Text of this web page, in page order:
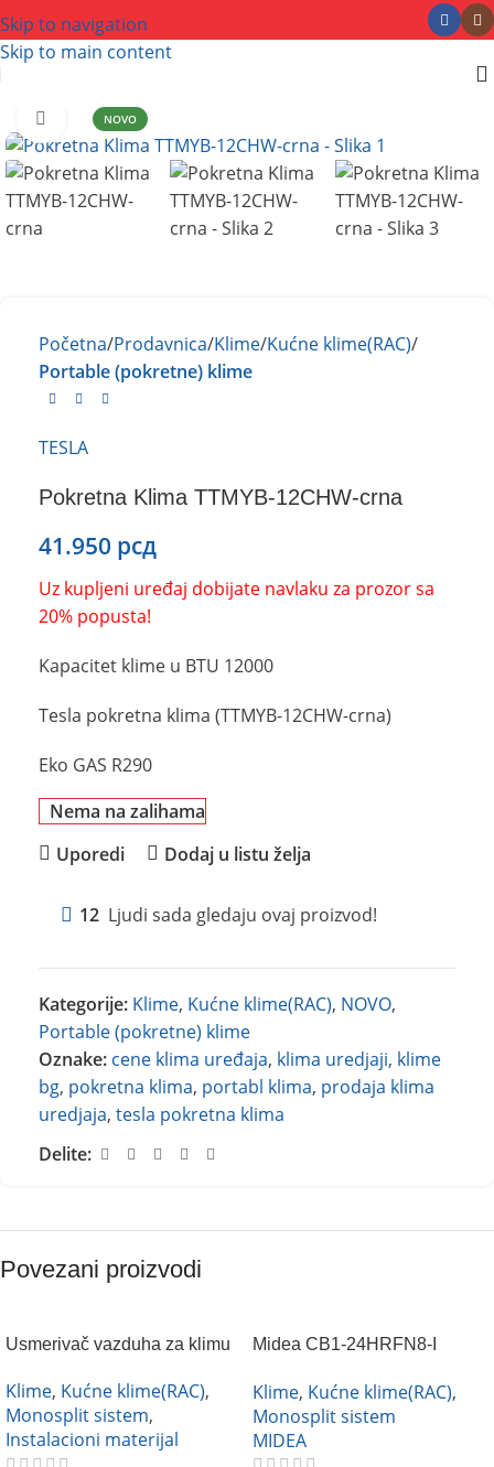
Skip to navigation
Skip to main content
NOVO
Kliknite za uvećanje
Početna Prodavnica Klime Kućne klime(RAC)
Portable (pokretne) klime
TESLA
Pokretna Klima TTMYB-12CHW-crna
41.950 рсд
Uz kupljeni uređaj dobijate navlaku za prozor sa
20% popusta!
Kapacitet klime u BTU 12000
Tesla pokretna klima (TTMYB-12CHW-crna)
Eko GAS R290
Nema na zalihama
Uporedi
Dodaj u listu želja
12 Ljudi sada gledaju ovaj proizvod!
Kategorije: Klime, Kućne klime(RAC), NOVO,
Portable (pokretne) klime
Oznake: cene klima uređaja, klima uredjaji, klime
bg, pokretna klima, portabl klima, prodaja klima
uredjaja, tesla pokretna klima
Delite:
Povezani proizvodi
Usmerivač vazduha za klimu
Klime, Kućne klime(RAC),
Monosplit sistem,
Instalacioni materijal
Midea CB1-24HRFN8-I
Klime, Kućne klime(RAC),
Monosplit sistem
MIDEA